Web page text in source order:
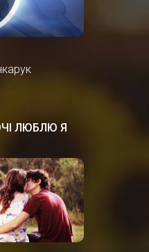
ЛЮБЛЮ Я